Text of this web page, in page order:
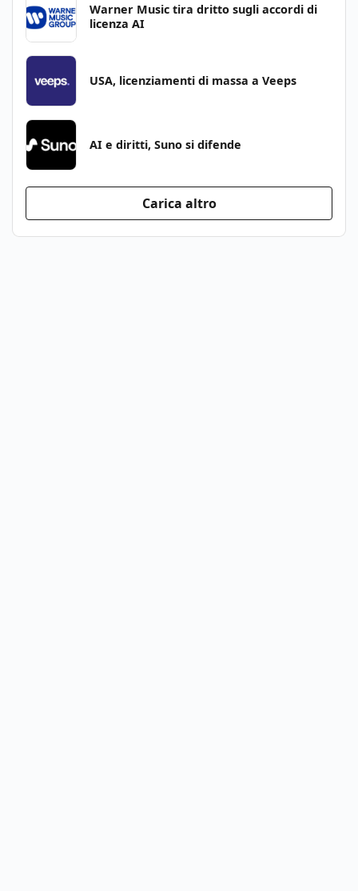
Warner Music tira dritto sugli accordi di
licenza AI
USA, licenziamenti di massa a Veeps
AI e diritti, Suno si difende
Carica altro